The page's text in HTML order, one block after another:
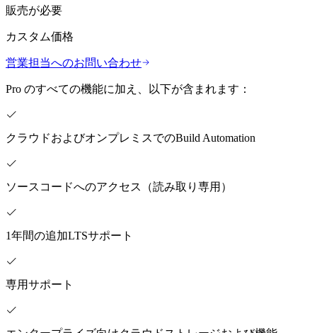
販売が必要
カスタム価格
営業担当へのお問い合わせ
Pro のすべての機能に加え、以下が含まれます：
クラウドおよびオンプレミスでのBuild Automation
ソースコードへのアクセス（読み取り専用）
1年間の追加LTSサポート
専用サポート